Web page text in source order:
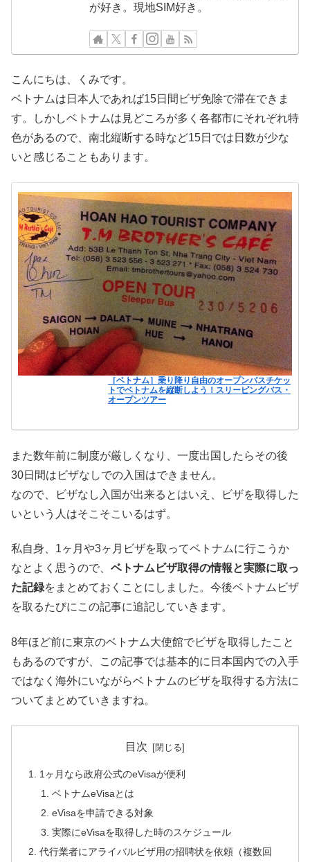
が好き。現地SIM好き。
こんにちは、くみです。
ベトナムは日本人であれば15日間ビザ免除で滞在できま
す。しかしベトナムは見どころが多く各都市にそれぞれ特
色があるので、南北縦断する時など15日では日数が少な
いと感じることもあります。
［ベトナム］乗り降り自由のオープンバスチケッ
トでベトナムを縦断しよう！スリーピングバス・
オープンツアー
また数年前に制度が厳しくなり、一度出国したらその後
30日間はビザなしでの入国はできません。
なので、ビザなし入国が出来るとはいえ、ビザを取得した
いという人はそこそこいるはず。
私自身、1ヶ月や3ヶ月ビザを取ってベトナムに行こうか
なとよく思うので、 ベトナムビザ取得の情報と実際に取っ
た記録をまとめておくことにしました。今後ベトナムビザ
を取るたびにこの記事に追記していきます。
8年ほど前に東京のベトナム大使館でビザを取得したこと
もあるのですが、この記事では基本的に日本国内での入手
ではなく海外にいながらベトナムのビザを取得する方法に
ついてまとめていきますね。
目次
1ヶ月なら政府公式のeVisaが便利
ベトナムeVisaとは
eVisaを申請できる対象
実際にeVisaを取得した時のスケジュール
代行業者にアライバルビザ用の招聘状を依頼（複数回